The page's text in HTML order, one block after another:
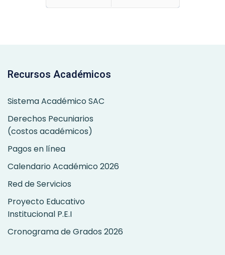
Recursos Académicos
Sistema Académico SAC
Derechos Pecuniarios
(costos académicos)
Pagos en línea
Calendario Académico 2026
Red de Servicios
Proyecto Educativo
Institucional P.E.I
Cronograma de Grados 2026